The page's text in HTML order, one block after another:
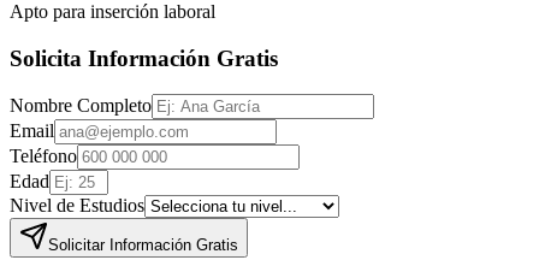
Apto para inserción laboral
Solicita Información Gratis
Nombre Completo
Email
Teléfono
Edad
Nivel de Estudios
Solicitar Información Gratis